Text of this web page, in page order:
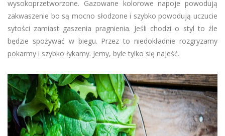
wysokoprzetworzone. Gazowane kolorowe napoje powodują
zakwaszenie bo są mocno słodzone i szybko powodują uczucie
sytości zamiast gaszenia pragnienia. Jeśli chodzi o styl to źle
będzie spożywać w biegu. Przez to niedokładnie rozgryzamy
pokarmy i szybko łykamy. Jemy, byle tylko się najeść.